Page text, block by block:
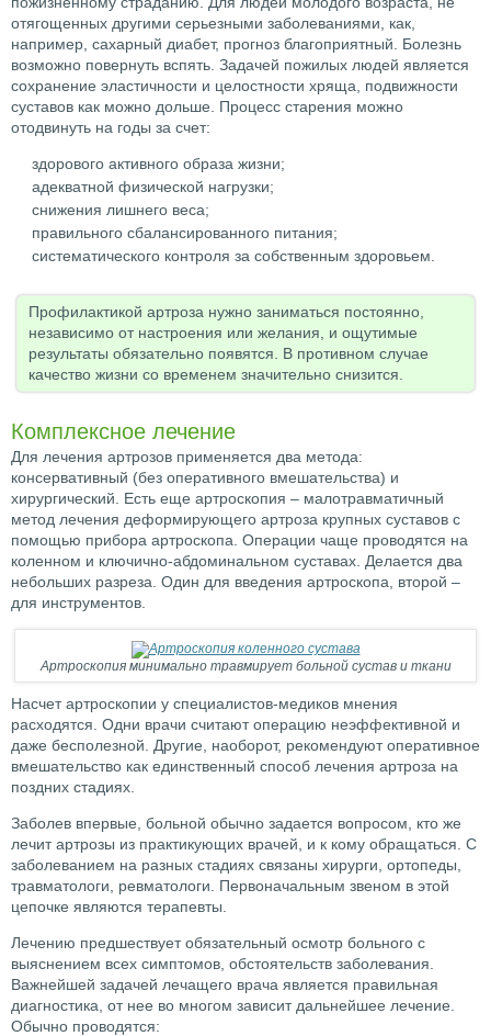
отягощенных другими серьезными заболеваниями, как,
например, сахарный диабет, прогноз благоприятный. Болезнь
возможно повернуть вспять. Задачей пожилых людей является
сохранение эластичности и целостности хряща, подвижности
суставов как можно дольше. Процесс старения можно
отодвинуть на годы за счет:
здорового активного образа жизни;
адекватной физической нагрузки;
снижения лишнего веса;
правильного сбалансированного питания;
систематического контроля за собственным здоровьем.
Профилактикой артроза нужно заниматься постоянно,
независимо от настроения или желания, и ощутимые
результаты обязательно появятся. В противном случае
качество жизни со временем значительно снизится.
Комплексное лечение
Для лечения артрозов применяется два метода:
консервативный (без оперативного вмешательства) и
хирургический. Есть еще артроскопия – малотравматичный
метод лечения деформирующего артроза крупных суставов с
помощью прибора артроскопа. Операции чаще проводятся на
коленном и ключично-абдоминальном суставах. Делается два
небольших разреза. Один для введения артроскопа, второй –
для инструментов.
Артроскопия минимально травмирует больной сустав и ткани
Насчет артроскопии у специалистов-медиков мнения
расходятся. Одни врачи считают операцию неэффективной и
даже бесполезной. Другие, наоборот, рекомендуют оперативное
вмешательство как единственный способ лечения артроза на
поздних стадиях.
Заболев впервые, больной обычно задается вопросом, кто же
лечит артрозы из практикующих врачей, и к кому обращаться. С
заболеванием на разных стадиях связаны хирурги, ортопеды,
травматологи, ревматологи. Первоначальным звеном в этой
цепочке являются терапевты.
Лечению предшествует обязательный осмотр больного с
выяснением всех симптомов, обстоятельств заболевания.
Важнейшей задачей лечащего врача является правильная
диагностика, от нее во многом зависит дальнейшее лечение.
Обычно проводятся: